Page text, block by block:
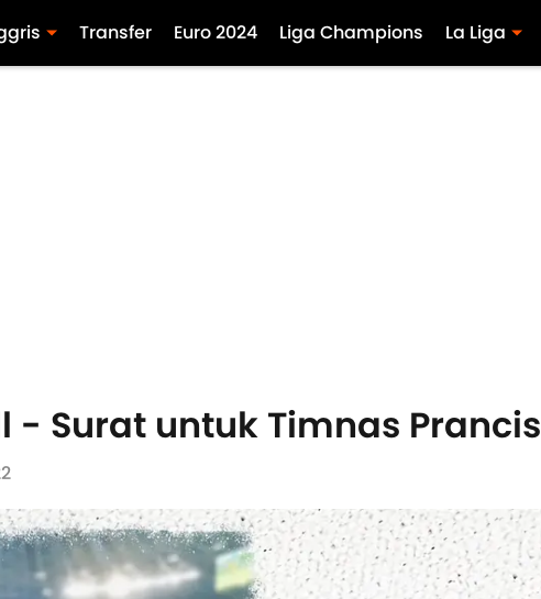
Transfer Euro 2024 Liga Champions La Liga
- Surat untuk Timnas Prancis